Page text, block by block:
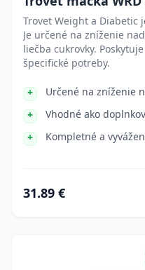
Trovet Weight a Diabetic
Je určené na zníženie
liečba cukrovky.
špecifické potreby.
Určené na zníženie
Vhodné ako
Kompletné a
31.89 €